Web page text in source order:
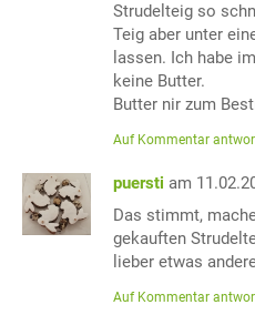
Strudelteig so
Teig aber unter
lassen. Ich habe
keine Butter.
Butter nir zum
Auf Kommentar
puersti am
Das stimmt,
gekauften
lieber etwas
Auf Kommentar